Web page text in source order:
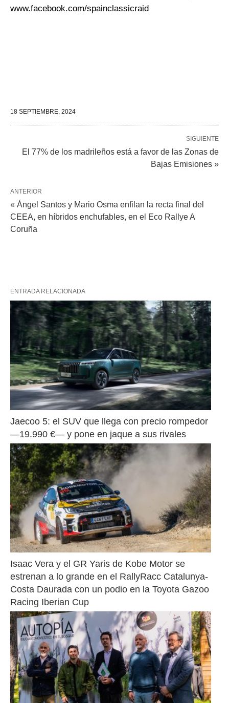
www.facebook.com/spainclassicraid
18 SEPTIEMBRE, 2024
SIGUIENTE
El 77% de los madrileños está a favor de las Zonas de
Bajas Emisiones »
ANTERIOR
« Ángel Santos y Mario Osma enfilan la recta final del
CEEA, en híbridos enchufables, en el Eco Rallye A
Coruña
ENTRADA RELACIONADA
Jaecoo 5: el SUV que llega con precio rompedor
—19.990 €— y pone en jaque a sus rivales
Isaac Vera y el GR Yaris de Kobe Motor se
estrenan a lo grande en el RallyRacc Catalunya-
Costa Daurada con un podio en la Toyota Gazoo
Racing Iberian Cup